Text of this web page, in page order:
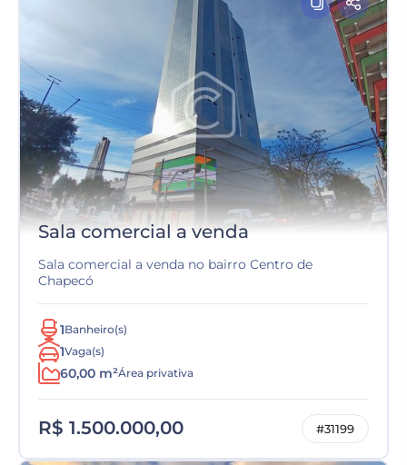
Sala comercial a venda
Sala comercial a venda no bairro Centro de
Chapecó
1Banheiro(s)
1Vaga(s)
60,00 m²Área privativa
R$ 1.500.000,00 #31199